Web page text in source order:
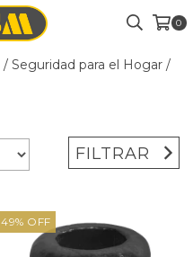
0
/ Seguridad para el Hogar /
FILTRAR
49% OFF